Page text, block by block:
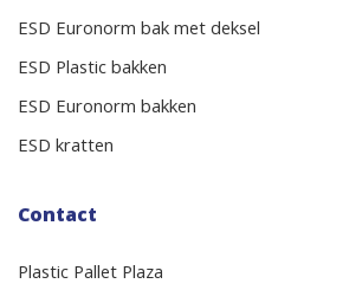
ESD Euronorm bak met deksel
ESD Plastic bakken
ESD Euronorm bakken
ESD kratten
Contact
Plastic Pallet Plaza